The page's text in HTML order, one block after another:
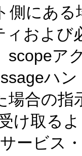
側にあ
ィおよび
scopeア
ハ
場合の
け取る
ービス